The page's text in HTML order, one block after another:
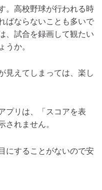
。高校野球が行われる時
ばならないことも多いで
、試合を録画して観たい
うか。
見えてしまっては、楽し
プリは、「スコアを表
されません。
にすることがないので安